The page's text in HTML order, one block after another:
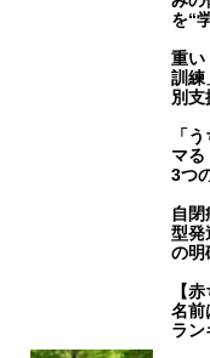
を“
重い
訓
別支
「
マ
3つ
自
型発
の明
【
名
ラン